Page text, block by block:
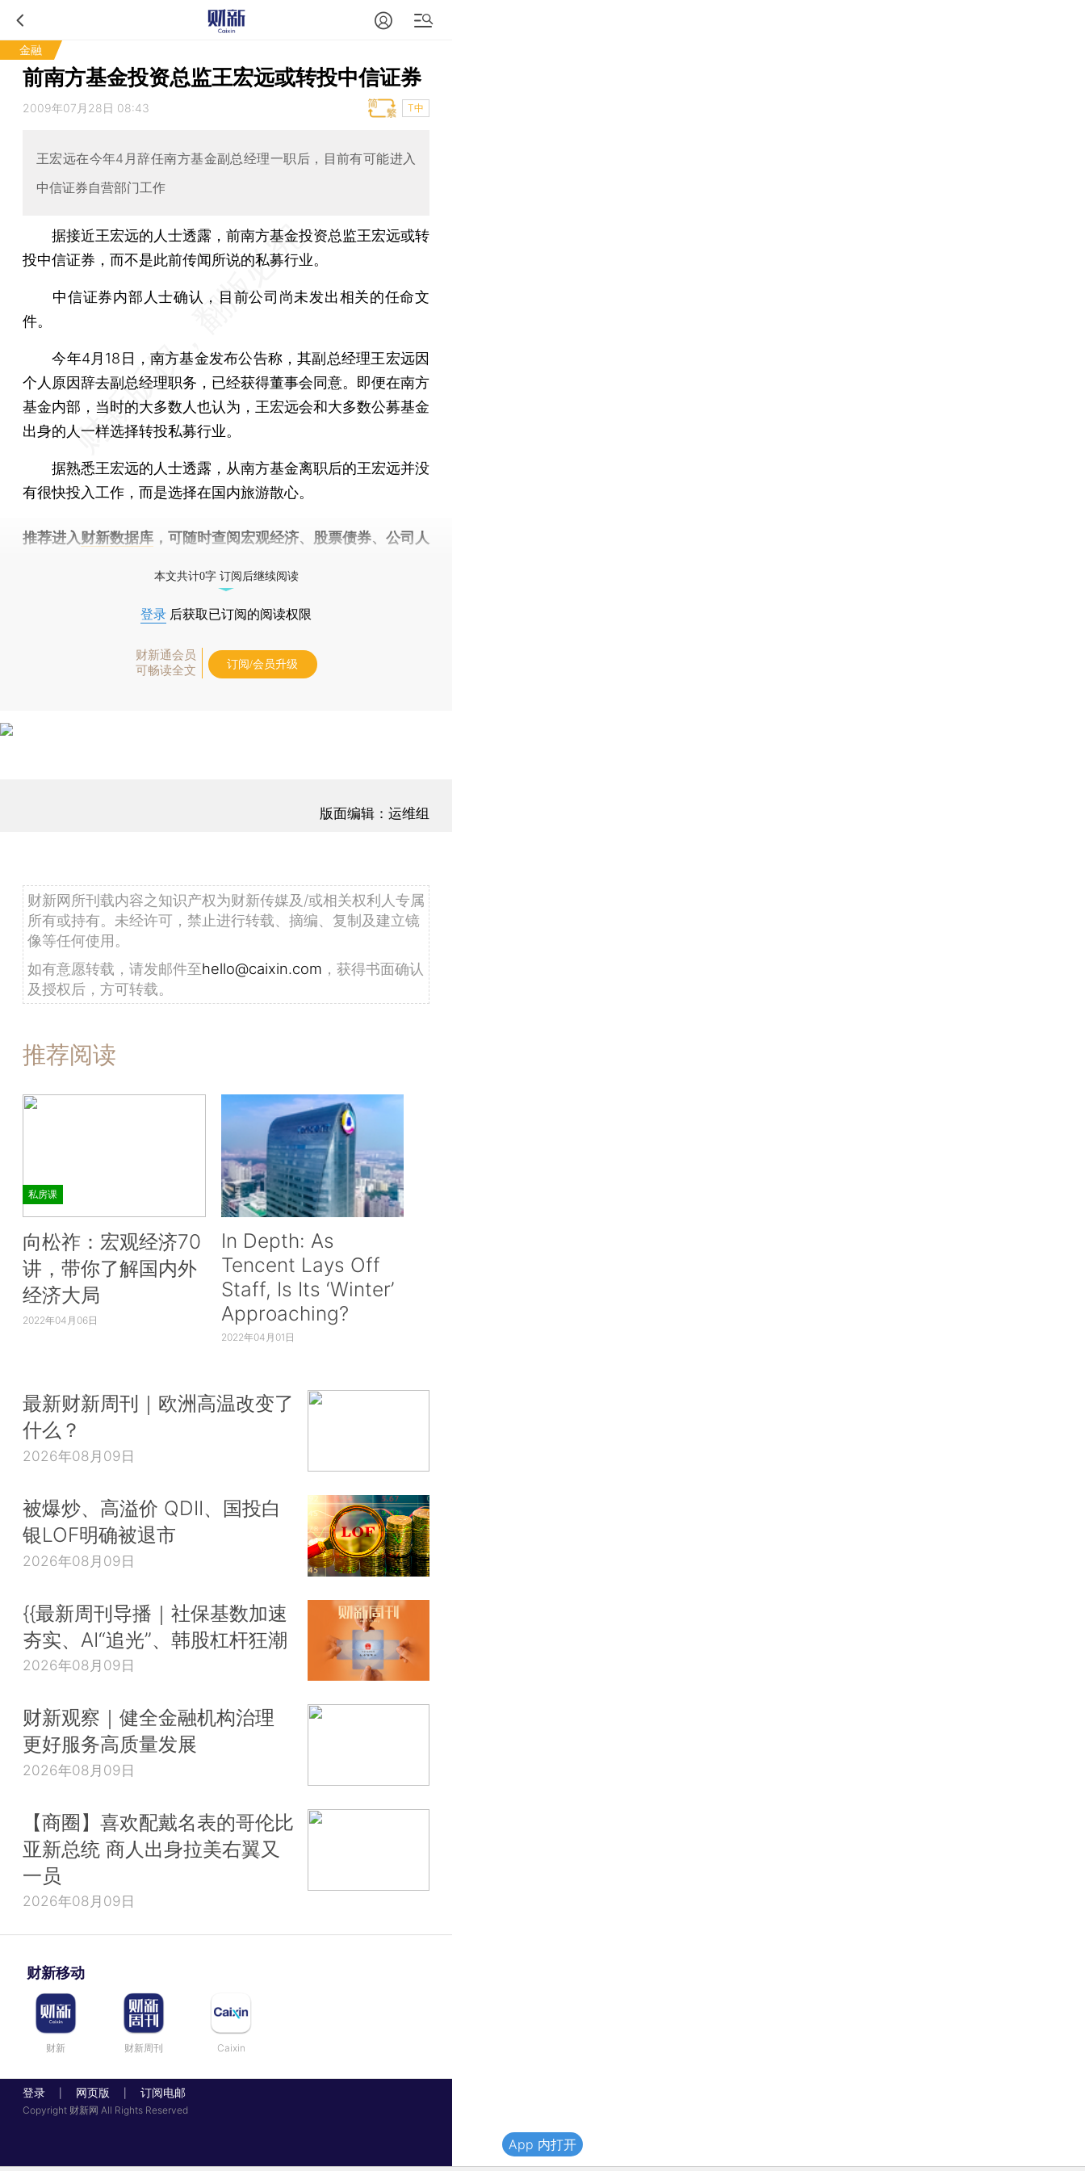
金融
前南方基金投资总监王宏远或转投中信证券
2009年07月28日 08:43 T中
王宏远在今年4月辞任南方基金副总经理一职后，目前有可能进入
中信证券自营部门工作
据接近王宏远的人士透露，前南方基金投资总监王宏远或转
投中信证券，而不是此前传闻所说的私募行业。
中信证券内部人士确认，目前公司尚未发出相关的任命文
件。
今年4月18日，南方基金发布公告称，其副总经理王宏远因
个人原因辞去副总经理职务，已经获得董事会同意。即便在南方
基金内部，当时的大多数人也认为，王宏远会和大多数公募基金
出身的人一样选择转投私募行业。
据熟悉王宏远的人士透露，从南方基金离职后的王宏远并没
有很快投入工作，而是选择在国内旅游散心。
推荐进入财新数据库 ，可随时查阅宏观经济、股票债券、公司人
本文共计0字 订阅后继续阅读
登录 后获取已订阅的阅读权限
财新通会员
可畅读全文
订阅/会员升级
版面编辑：运维组
财新网所刊载内容之知识产权为财新传媒及/或相关权利人专属
所有或持有。未经许可，禁止进行转载、摘编、复制及建立镜
像等任何使用。
如有意愿转载，请发邮件至hello@caixin.com ，获得书面确认
及授权后，方可转载。
推荐阅读
私房课
向松祚：宏观经济70
讲，带你了解国内外
经济大局
2022年04月06日
In Depth: As
Tencent Lays Off
Staff, Is Its ‘Winter’
Approaching?
2022年04月01日
最新财新周刊｜欧洲高温改变了
什么？
2026年08月09日
被爆炒、高溢价 QDII、国投白
银LOF明确被退市
2026年08月09日
{{最新周刊导播｜社保基数加速
夯实、AI“追光”、韩股杠杆狂潮
2026年08月09日
财新观察｜健全金融机构治理
更好服务高质量发展
2026年08月09日
【商圈】喜欢配戴名表的哥伦比
亚新总统 商人出身拉美右翼又
一员
2026年08月09日
财新移动
财新 财新周刊 Caixin
登录 网页版 订阅电邮
Copyright 财新网 All Rights Reserved
App 内打开